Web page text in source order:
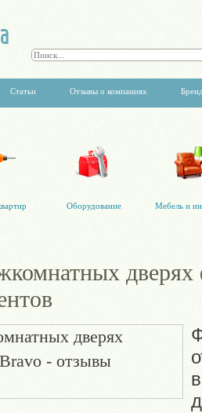
Статьи Отзывы о компаниях
Оборудование Мебель и